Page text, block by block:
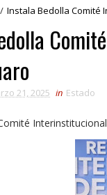
/ Instala Bedolla Comité
21, 2025 in Estado